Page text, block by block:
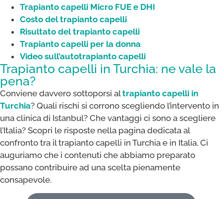
Trapianto capelli Micro FUE e DHI
Costo del trapianto capelli
Risultato del trapianto capelli
Trapianto capelli per la donna
Video sull’autotrapianto capelli
Trapianto capelli in Turchia: ne vale la
pena?
Conviene davvero sottoporsi altrapianto capelli in
Turchia? Quali rischi si corrono scegliendo l’intervento in
una clinica di Istanbul? Che vantaggi ci sono a scegliere
l’Italia? Scopri le risposte nella pagina dedicata al
confronto tra il trapianto capelli in Turchia e in Italia. Ci
auguriamo che i contenuti che abbiamo preparato
possano contribuire ad una scelta pienamente
consapevole.